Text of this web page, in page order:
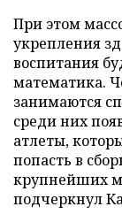
При этом
укрепления
воспитания
математика.
занимаются
среди них
атлеты,
попасть в
крупнейших
подчеркнул